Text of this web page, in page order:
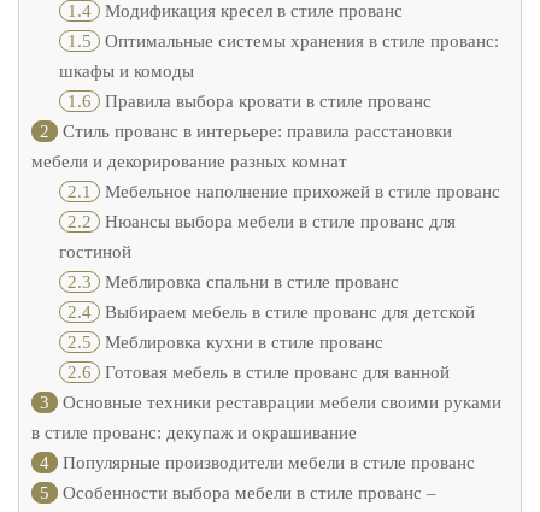
1.4 Модификация кресел в стиле прованс
1.5 Оптимальные системы хранения в стиле прованс:
шкафы и комоды
1.6 Правила выбора кровати в стиле прованс
2
Стиль прованс в интерьере: правила расстановки
мебели и декорирование разных комнат
2.1 Мебельное наполнение прихожей в стиле прованс
2.2 Нюансы выбора мебели в стиле прованс для
гостиной
2.3 Меблировка спальни в стиле прованс
2.4 Выбираем мебель в стиле прованс для детской
2.5 Меблировка кухни в стиле прованс
2.6 Готовая мебель в стиле прованс для ванной
3
Основные техники реставрации мебели своими руками
в стиле прованс: декупаж и окрашивание
4
Популярные производители мебели в стиле прованс
5
Особенности выбора мебели в стиле прованс –